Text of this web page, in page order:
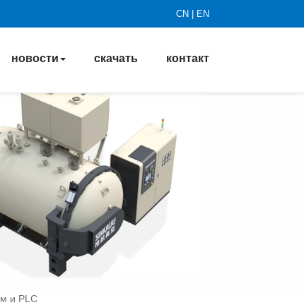
CN EN
новости скачать контакт
и PLC